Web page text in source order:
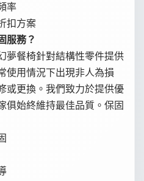
率
扣方案
服務？
夢餐椅針對結構性零件提供
使用情況下出現非人為損
或更換。我們致力於提供優
俱始終維持最佳品質。保固